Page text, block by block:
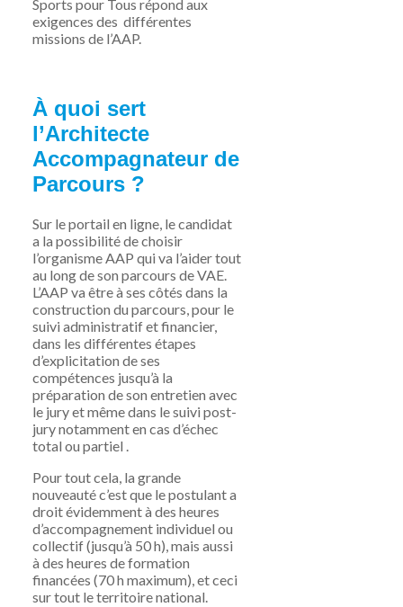
Sports pour Tous répond aux
exigences des différentes
missions de l’AAP.
À quoi sert
l’Architecte
Accompagnateur de
Parcours ?
Sur le portail en ligne, le candidat
a la possibilité de choisir
l’organisme AAP qui va l’aider tout
au long de son parcours de VAE.
L’AAP va être à ses côtés dans la
construction du parcours, pour le
suivi administratif et financier,
dans les différentes étapes
d’explicitation de ses
compétences jusqu’à la
préparation de son entretien avec
le jury et même dans le suivi post-
jury notamment en cas d’échec
total ou partiel .
Pour tout cela, la grande
nouveauté c’est que le postulant a
droit évidemment à des heures
d’accompagnement individuel ou
collectif (jusqu’à 50 h), mais aussi
à des heures de formation
financées (70 h maximum), et ceci
sur tout le territoire national.